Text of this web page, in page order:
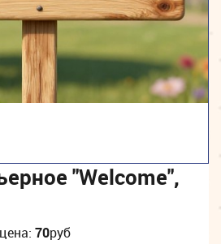
"Welcome",
70руб